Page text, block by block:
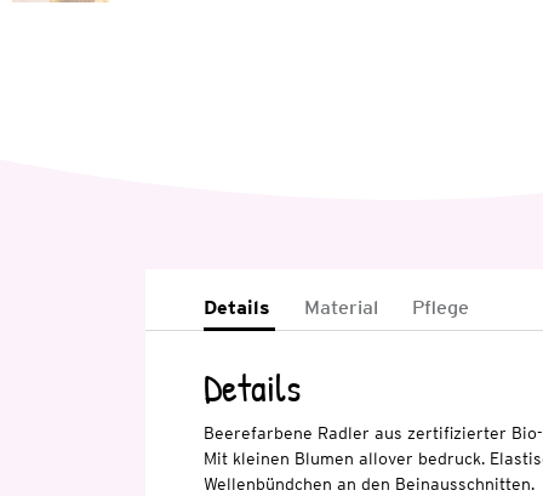
Details Material Pflege
Details
Beerefarbene Radler aus zertifizierter
Mit kleinen Blumen allover bedruck.
Wellenbündchen an den Beinausschnitten.